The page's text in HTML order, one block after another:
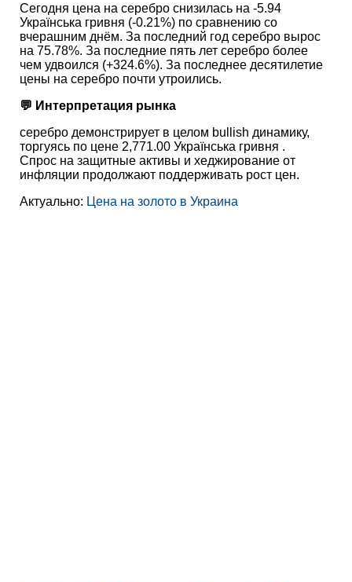
Сегодня цена на серебро снизилась на -5.94
Українська гривня (-0.21%) по сравнению со
вчерашним днём. За последний год серебро вырос
на 75.78%. За последние пять лет серебро более
чем удвоился (+324.6%). За последнее десятилетие
цены на серебро почти утроились.
💬 Интерпретация рынка
серебро демонстрирует в целом bullish динамику,
торгуясь по цене 2,771.00 Українська гривня .
Спрос на защитные активы и хеджирование от
инфляции продолжают поддерживать рост цен.
Актуально: Цена на золото в Украина